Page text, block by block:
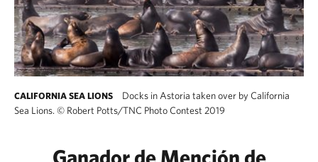
CALIFORNIA SEA LIONS
Docks in Astoria taken over by California
Sea Lions. © Robert Potts/TNC Photo Contest 2019
Ganador de Mención de